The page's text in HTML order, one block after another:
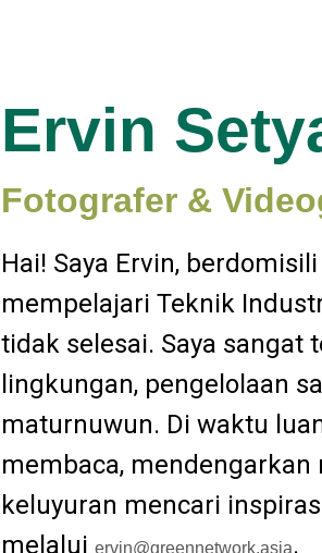
Ervin
Fotografer &
Hai! Saya Ervin,
mempelajari Teknik
tidak selesai. Saya sangat
lingkungan, pengelolaan
maturnuwun. Di waktu
membaca, mendengarkan
keluyuran mencari
melalui ervin@greennetwork.asia.